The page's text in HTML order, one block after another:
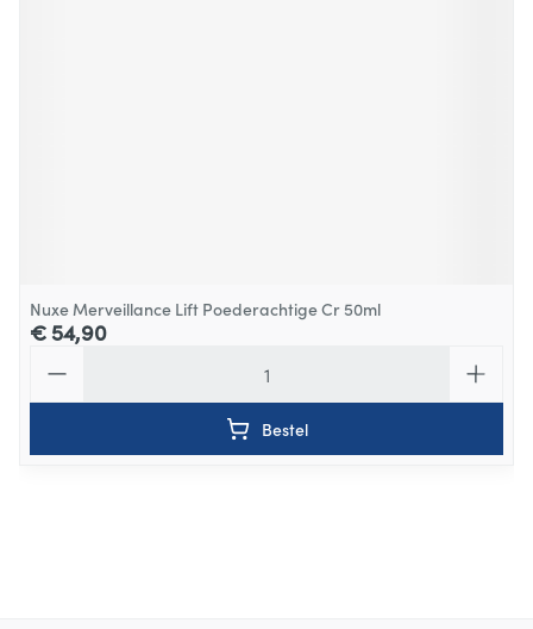
Nuxe Merveillance Lift Poederachtige Cr 50ml
€ 54,90
Bestel